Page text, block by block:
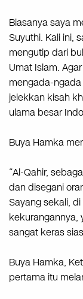
Biasanya saya
Suyuthi. Kali ini,
mengutip dari
Umat Islam.
mengada-
jelekkan kisah
ulama besar
Buya Hamka
“Al-Qahir,
dan disegani
Sayang sekali,
kekurangannya,
sangat keras
Buya Hamka,
pertama itu